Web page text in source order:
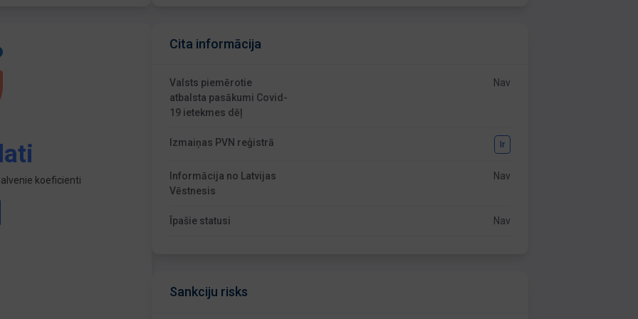
koeficienti
Cita informācija
Valsts piemērotie
atbalsta pasākumi Covid-
19 ietekmes dēļ
Nav
Izmaiņas PVN reģistrā Ir
Informācija no Latvijas
Vēstnesis
Nav
Īpašie statusi Nav
Sankciju risks